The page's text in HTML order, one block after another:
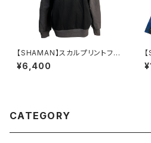
【SHAMAN】スカルプリントフー
ディー Sサイズ
¥6,400
CATEGORY